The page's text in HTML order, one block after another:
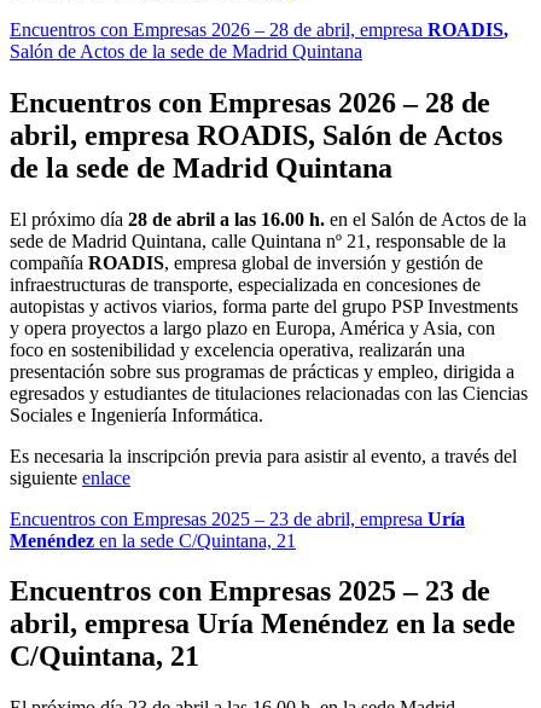
Encuentros con Empresas 2026 – 28 de abril, empresa ROADIS,
Salón de Actos de la sede de Madrid Quintana
Encuentros con Empresas 2026 – 28 de
abril, empresa ROADIS, Salón de Actos
de la sede de Madrid Quintana
El próximo día 28 de abril a las 16.00 h. en el Salón de Actos de la
sede de Madrid Quintana, calle Quintana nº 21, responsable de la
compañía ROADIS, empresa global de inversión y gestión de
infraestructuras de transporte, especializada en concesiones de
autopistas y activos viarios, forma parte del grupo PSP Investments
y opera proyectos a largo plazo en Europa, América y Asia, con
foco en sostenibilidad y excelencia operativa, realizarán una
presentación sobre sus programas de prácticas y empleo, dirigida a
egresados y estudiantes de titulaciones relacionadas con las Ciencias
Sociales e Ingeniería Informática.
Es necesaria la inscripción previa para asistir al evento, a través del
siguiente enlace
Encuentros con Empresas 2025 – 23 de abril, empresa Uría
Menéndez en la sede C/Quintana, 21
Encuentros con Empresas 2025 – 23 de
abril, empresa Uría Menéndez en la sede
C/Quintana, 21